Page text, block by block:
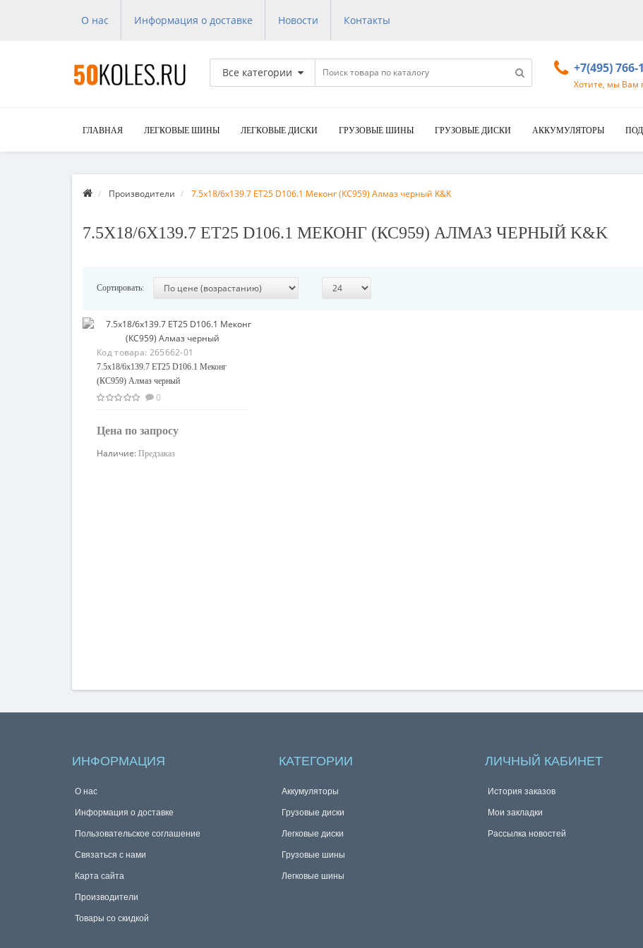
О нас Информация о доставке Новости Контакты
Все категории +7(495) 766-
Хотите, мы Вам
ГЛАВНАЯ ЛЕГКОВЫЕ ШИНЫ ЛЕГКОВЫЕ ДИСКИ ГРУЗОВЫЕ ШИНЫ ГРУЗОВЫЕ ДИСКИ АККУМУЛЯТОРЫ
Производители 7.5x18/6x139.7 ET25 D106.1 Меконг (КС959) Алмаз черный K&K
7.5X18/6X139.7 ET25 D106.1 МЕКОНГ (КС959) АЛМАЗ ЧЕРНЫЙ K&K
Сортировать:
Код товара: 265662-01
7.5x18/6x139.7 ET25 D106.1 Меконг
(КС959) Алмаз черный
0
Цена по запросу
Узнать цену
Наличие: Предзаказ
ИНФОРМАЦИЯ
О нас
Информация о доставке
Пользовательское соглашение
Связаться с нами
Карта сайта
Производители
Товары со скидкой
КАТЕГОРИИ
Аккумуляторы
Грузовые диски
Легковые диски
Грузовые шины
Легковые шины
ЛИЧНЫЙ КАБИНЕТ
История заказов
Мои закладки
Рассылка новостей